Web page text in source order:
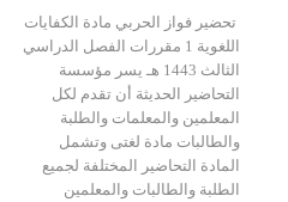
تحضير فواز الحربي مادة الكفايات
اللغوية 1 مقررات الفصل الدراسي
الثالث 1443 هـ يسر مؤسسة
التحاضير الحديثة أن تقدم لكل
المعلمين والمعلمات والطلبة
والطالبات مادة لغتى وتشمل
المادة التحاضير المختلفة لجميع
الطلبة والطالبات والمعلمين